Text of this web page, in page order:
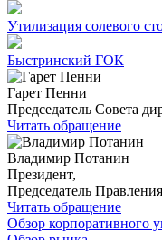
Утилизация солевого
Быстринский ГОК
Гарет Пенни
Председатель Совета
Читать обращение
Владимир Потанин
Президент,
Председатель
Читать обращение
Обзор корпоративного